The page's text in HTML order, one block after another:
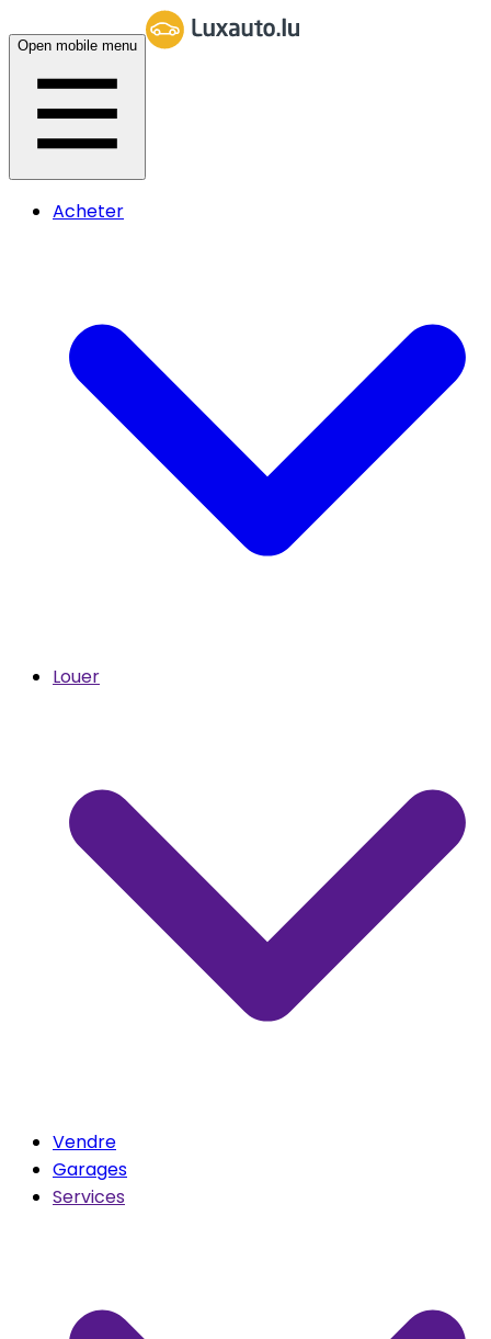
Open mobile menu
Acheter
Louer
Vendre
Garages
Services